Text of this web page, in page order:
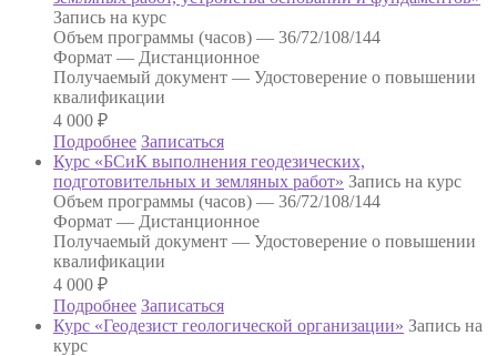
Запись на курс
Объем программы (часов) — 36/72/108/144
Формат — Дистанционное
Получаемый документ — Удостоверение о повышении
квалификации
4 000 ₽
Подробнее Записаться
Курс «БСиК выполнения геодезических,
подготовительных и земляных работ» Запись на курс
Объем программы (часов) — 36/72/108/144
Формат — Дистанционное
Получаемый документ — Удостоверение о повышении
квалификации
4 000 ₽
Подробнее Записаться
Курс «Геодезист геологической организации» Запись на
курс